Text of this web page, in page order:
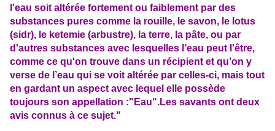
l'eau soit altérée fortement ou faiblement par des
substances pures comme la rouille, le savon, le lotus
(sidr), le ketemie (arbustre), la terre, la pâte, ou par
d'autres substances avec lesquelles l’eau peut l'être,
comme ce qu'on trouve dans un récipient et qu’on y
verse de l’eau qui se voit altérée par celles-ci, mais tout
en gardant un aspect avec lequel elle possède
toujours son appellation :" Eau".Les savants ont deux
avis connus à ce sujet."